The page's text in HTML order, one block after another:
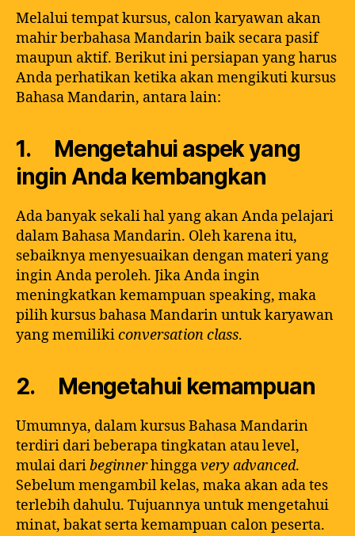
Melalui tempat kursus, calon karyawan akan
mahir berbahasa Mandarin baik secara pasif
maupun aktif. Berikut ini persiapan yang harus
Anda perhatikan ketika akan mengikuti kursus
Bahasa Mandarin, antara lain:
1. Mengetahui aspek yang
ingin Anda kembangkan
Ada banyak sekali hal yang akan Anda pelajari
dalam Bahasa Mandarin. Oleh karena itu,
sebaiknya menyesuaikan dengan materi yang
ingin Anda peroleh. Jika Anda ingin
meningkatkan kemampuan speaking, maka
pilih kursus bahasa Mandarin untuk karyawan
yang memilikiconversation class.
2. Mengetahui kemampuan
Umumnya, dalam kursus Bahasa Mandarin
terdiri dari beberapa tingkatan atau level,
mulai daribeginnerhinggavery advanced.
Sebelum mengambil kelas, maka akan ada tes
terlebih dahulu. Tujuannya untuk mengetahui
minat, bakat serta kemampuan calon peserta.